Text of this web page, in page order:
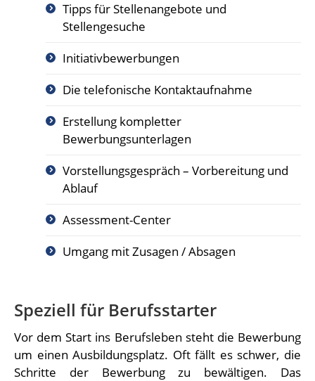
Tipps für Stellenangebote und
Stellengesuche
Initiativbewerbungen
Die telefonische Kontaktaufnahme
Erstellung kompletter
Bewerbungsunterlagen
Vorstellungsgespräch – Vorbereitung und
Ablauf
Assessment-Center
Umgang mit Zusagen / Absagen
Speziell für Berufsstarter
Vor dem Start ins Berufsleben steht die Bewerbung
um einen Ausbildungsplatz. Oft fällt es schwer, die
Schritte der Bewerbung zu bewältigen. Das